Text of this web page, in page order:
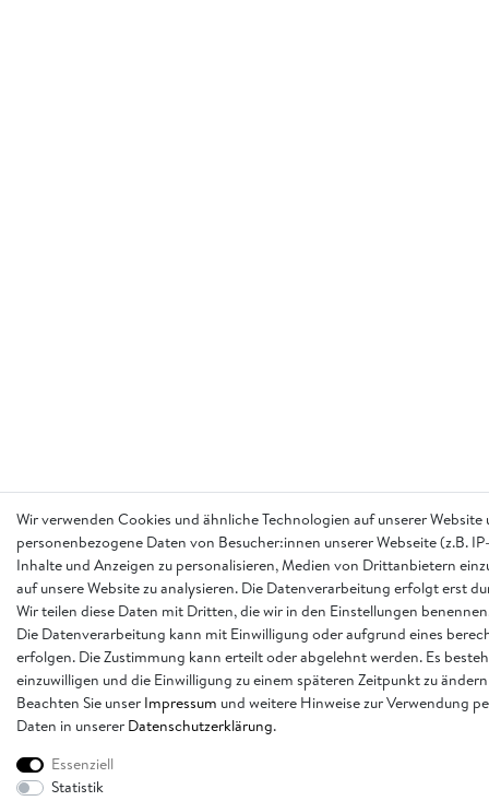
Wir verwenden Cookies und ähnliche Technologien auf unserer
personenbezogene Daten von Besucher:innen unserer Webseite (z.B.
Inhalte und Anzeigen zu personalisieren, Medien von Drittanbietern
auf unsere Website zu analysieren. Die Datenverarbeitung erfolgt erst
Wir teilen diese Daten mit Dritten, die wir in den Einstellungen
Die Datenverarbeitung kann mit Einwilligung oder aufgrund eines
erfolgen. Die Zustimmung kann erteilt oder abgelehnt werden. Es
einzuwilligen und die Einwilligung zu einem späteren Zeitpunkt zu
Beachten Sie unser Impressum und weitere Hinweise zur Verwendung
Daten in unserer Daten­schutz­erklärung.
Essenziell
Statistik